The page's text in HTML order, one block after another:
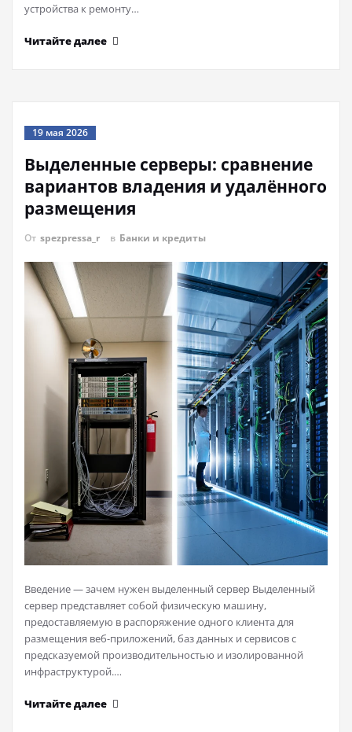
устройства к ремонту…
Читайте далее
19 мая 2026
Выделенные серверы: сравнение
вариантов владения и удалённого
размещения
От spezpressa_r в Банки и кредиты
Введение — зачем нужен выделенный сервер Выделенный
сервер представляет собой физическую машину,
предоставляемую в распоряжение одного клиента для
размещения веб-приложений, баз данных и сервисов с
предсказуемой производительностью и изолированной
инфраструктурой.…
Читайте далее